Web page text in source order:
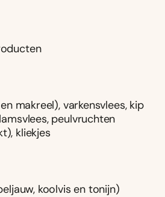
makreel), varkensvlees, kip
peulvruchten
kliekjes
koolvis en tonijn)